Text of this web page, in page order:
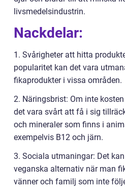
livsmedelsindustrin.
Nackdelar:
1. Svårigheter att hitta
popularitet kan det vara
fikaprodukter i vissa områden.
2. Näringsbrist: Om inte
det vara svårt att få i sig
och mineraler som finns i
exempelvis B12 och järn.
3. Sociala utmaningar: Det
veganska alternativ när man
vänner och familj som inte